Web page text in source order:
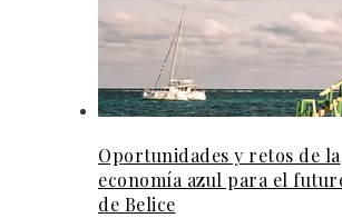
Oportunidades y retos de la
economía azul para el
de Belice